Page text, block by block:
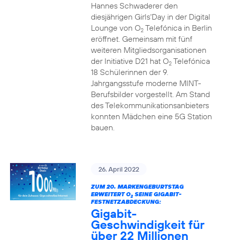
Hannes Schwaderer den
diesjährigen Girls‘Day in der Digital
Lounge von O2Telefónica in Berlin
eröffnet. Gemeinsam mit fünf
weiteren Mitgliedsorganisationen
der Initiative D21 hat O2Telefónica
18 Schülerinnen der 9.
Jahrgangsstufe moderne MINT-
Berufsbilder vorgestellt. Am Stand
des Telekommunikationsanbieters
konnten Mädchen eine 5G Station
bauen.
26. April 2022
ZUM 20. MARKENGEBURTSTAG
ERWEITERT O2SEINE GIGABIT-
FESTNETZABDECKUNG:
Gigabit-
Geschwindigkeit für
über 22 Millionen